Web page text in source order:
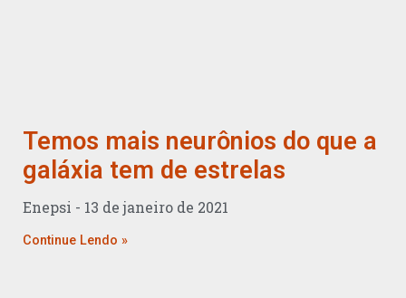
Temos mais neurônios do que a
galáxia tem de estrelas
Enepsi 13 de janeiro de 2021
Continue Lendo »